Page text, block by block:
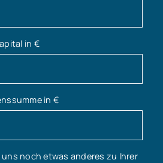
in €
in €
noch etwas anderes zu Ihrer